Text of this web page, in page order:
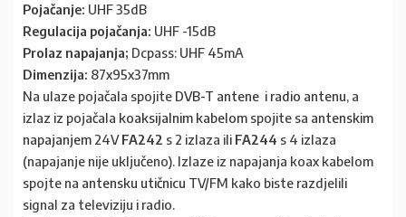
Pojačanje: UHF 35dB
Regulacija pojačanja: UHF -15dB
Prolaz napajanja; Dcpass: UHF 45mA
Dimenzija: 87x95x37mm
Na ulaze pojačala spojite DVB-T antene i radio antenu, a
izlaz iz pojačala koaksijalnim kabelom spojite sa antenskim
napajanjem 24VFA242 s 2 izlaza ili FA244 s 4 izlaza
(napajanje nije uključeno). Izlaze iz napajanja koax kabelom
spojte na antensku utičnicu TV/FM kako biste razdjelili
signal za televiziju i radio.